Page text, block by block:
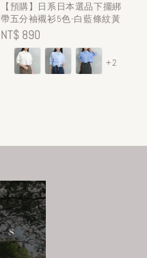
【預購】日系日本選品下擺綁
帶五分袖襯衫5色-白藍條紋黃
Regular
price
NT$ 890
+2